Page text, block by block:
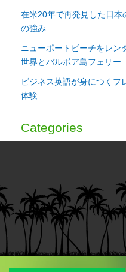
在米20年で再発見した日本
の強み
ニューポートビーチをレン
世界とバルボア島フェリー
ビジネス英語が身につくフ
体験
Categories